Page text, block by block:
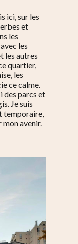
ici, sur les
et
les
les
les autres
quartier,
les
ce calme.
des parcs et
Je suis
temporaire,
mon avenir.